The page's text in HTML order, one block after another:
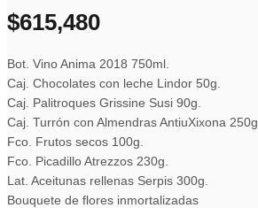
$615,480
Bot. Vino Anima 2018 750ml.
Caj. Chocolates con leche Lindor 50g.
Caj. Palitroques Grissine Susi 90g.
Caj. Turrón con Almendras AntiuXixona 250g.
Fco. Frutos secos 100g.
Fco. Picadillo Atrezzos 230g.
Lat. Aceitunas rellenas Serpis 300g.
Bouquete de flores inmortalizadas